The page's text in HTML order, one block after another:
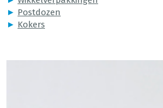
► Postdozen
► Kokers